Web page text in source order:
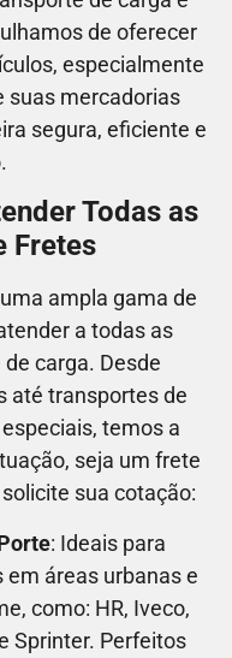
de oferecer
especialmente
suas mercadorias
segura, eficiente e
Todas as
Fretes
ampla gama de
a todas as
carga. Desde
até transportes de
temos a
seja um frete
sua cotação:
: Ideais para
áreas urbanas e
como: HR, Iveco,
Sprinter. Perfeitos